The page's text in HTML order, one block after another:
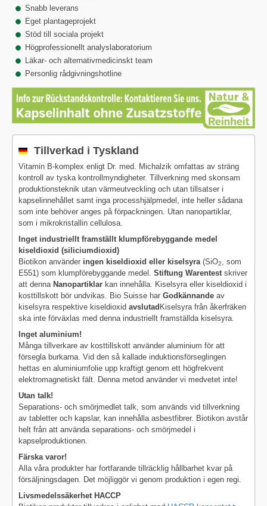
Snabb leverans
Eget plantageprojekt
Stöd till sociala projekt
Högprofessionellt analyslaboratorium
Läkar- och alternativmedicinskt team
Personlig rådgivningshotline
Tillverkad i Tyskland
Vitamin B-komplex enligt Dr. med. Michalzik omfattas av sträng
kontroll av tyska kontrollmyndigheter. Tillverkning med skonsam
produktionsteknik utan värmeutveckling och utan tillsatser i
kapselinnehållet samt inga processhjälpmedel, inte heller sådana
som inte behöver anges på förpackningen. Utan nanopartiklar,
som i mikrokristallin cellulosa.
Inget industriellt framställt klumpförebyggande medel
kiseldioxid (siliciumdioxid)
Biotikon använder ingen kiseldioxid eller kiselsyra (SiO2
, som
E551) som klumpförebyggande medel. Stiftung Warentest skriver
att denna Nanopartiklar kan innehålla. Kiselsyra eller kiseldioxid i
kosttillskott bör undvikas. Bio Suisse har Godkännande av
kiselsyra respektive kiseldioxid avslutad Kiselsyra från åkerfräken
ska inte förväxlas med denna industriellt framställda kiselsyra.
Inget aluminium!
Många tillverkare av kosttillskott använder aluminium för att
försegla burkarna. Vid den så kallade induktionsförseglingen
hettas en aluminiumfolie upp kraftigt genom ett högfrekvent
elektromagnetiskt fält. Denna metod använder vi medvetet inte!
Utan talk!
Separations- och smörjmedlet talk, som används vid tillverkning
av tabletter och kapslar, kan innehålla asbestfibrer. Biotikon avstår
helt från att använda separations- och smörjmedel i
kapselproduktionen.
Färska varor!
Alla våra produkter har fortfarande tillräcklig hållbarhet kvar på
försäljningsdagen. Det möjliggör vi genom produktion i egen regi.
Livsmedelssäkerhet HACCP